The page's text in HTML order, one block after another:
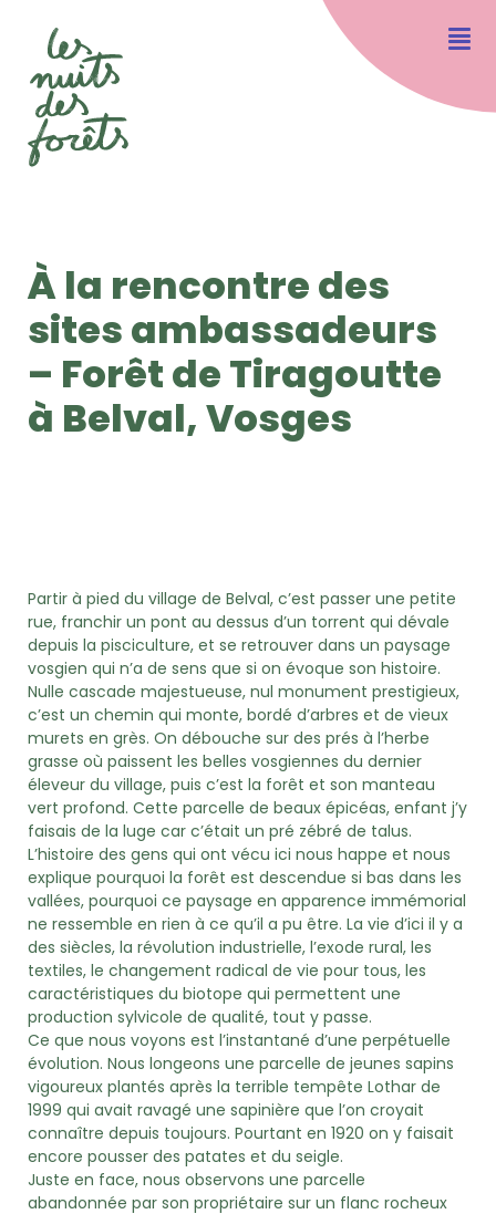
À la rencontre des
sites ambassadeurs
– Forêt de Tiragoutte
à Belval, Vosges
Partir à pied du village de Belval, c’est passer une petite
rue, franchir un pont au dessus d’un torrent qui dévale
depuis la pisciculture, et se retrouver dans un paysage
vosgien qui n’a de sens que si on évoque son histoire.
Nulle cascade majestueuse, nul monument prestigieux,
c’est un chemin qui monte, bordé d’arbres et de vieux
murets en grès. On débouche sur des prés à l’herbe
grasse où paissent les belles vosgiennes du dernier
éleveur du village, puis c’est la forêt et son manteau
vert profond. Cette parcelle de beaux épicéas, enfant j’y
faisais de la luge car c’était un pré zébré de talus.
L’histoire des gens qui ont vécu ici nous happe et nous
explique pourquoi la forêt est descendue si bas dans les
vallées, pourquoi ce paysage en apparence immémorial
ne ressemble en rien à ce qu’il a pu être. La vie d’ici il y a
des siècles, la révolution industrielle, l’exode rural, les
textiles, le changement radical de vie pour tous, les
caractéristiques du biotope qui permettent une
production sylvicole de qualité, tout y passe.
Ce que nous voyons est l’instantané d’une perpétuelle
évolution. Nous longeons une parcelle de jeunes sapins
vigoureux plantés après la terrible tempête Lothar de
1999 qui avait ravagé une sapinière que l’on croyait
connaître depuis toujours. Pourtant en 1920 on y faisait
encore pousser des patates et du seigle.
Juste en face, nous observons une parcelle
abandonnée par son propriétaire sur un flanc rocheux